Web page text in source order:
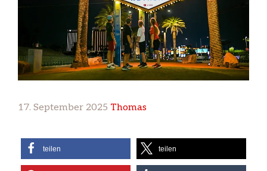
17. September 2025 Thomas
teilen teilen